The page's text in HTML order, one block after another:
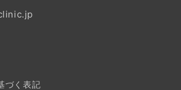
づく表記